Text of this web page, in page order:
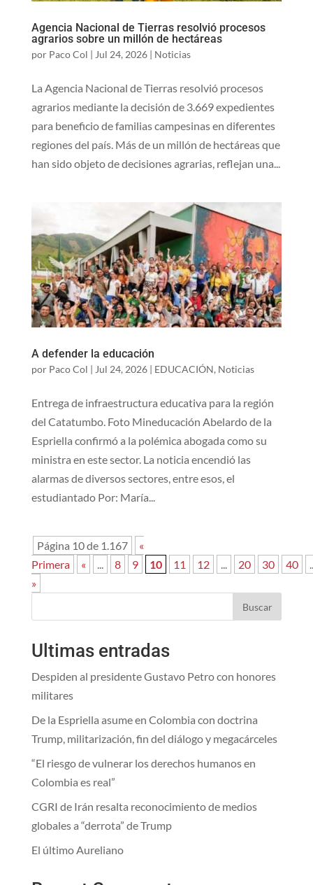
Agencia Nacional de Tierras resolvió procesos
agrarios sobre un millón de hectáreas
por Paco Col | Jul 24, 2026| Noticias
La Agencia Nacional ​de Tierras resolvió procesos
agrarios mediante la decisión de 3.669 expedientes
para beneficio de familias campesinas en diferentes
regiones del país. Más de un millón de hectáreas que
han sido objeto de decisiones agrarias, reflejan una...
A defender la educación
por Paco Col | Jul 24, 2026| EDUCACIÓN, Noticias
Entrega de infraestructura educativa para la región
del Catatumbo. Foto Mineducación Abelardo de la
Espriella confirmó a la polémica abogada como su
ministra en este sector. La noticia encendió las
alarmas de diversos sectores, entre esos, el
estudiantado Por: María...
Página 10 de 1.167
«
Primera
« ... 8 9 10 11 12 ... 20 30 40
»
Buscar
Ultimas entradas
Despiden al presidente Gustavo Petro con honores
militares
De la Espriella asume en Colombia con doctrina
Trump, militarización, fin del diálogo y megacárceles
“El riesgo de vulnerar los derechos humanos en
Colombia es real”
CGRI de Irán resalta reconocimiento de medios
globales a “derrota” de Trump
El último Aureliano